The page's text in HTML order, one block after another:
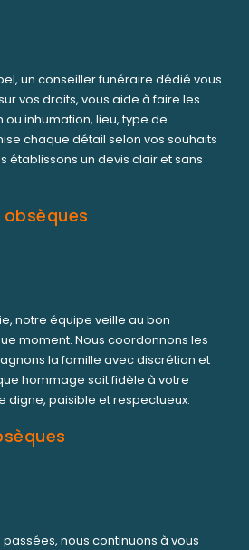
un conseiller funéraire dédié vous
vos droits, vous aide à faire les
inhumation, lieu, type de
chaque détail selon vos souhaits
établissons un devis clair et sans
notre équipe veille au bon
moment. Nous coordonnons les
la famille avec discrétion et
hommage soit fidèle à votre
digne, paisible et respectueux.
nous continuons à vous